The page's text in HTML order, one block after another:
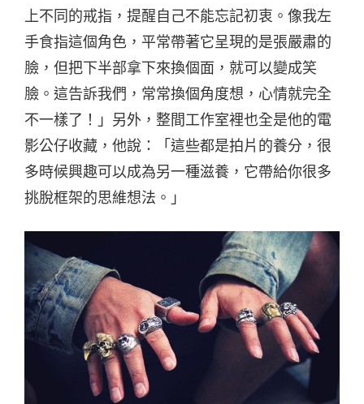
上不同的戒指，提醒自己不能忘記初衷。像我左
手食指這個角色，平常帶著它呈現的是張嚴肅的
臉，但把下半部拿下來換個面，就可以變成笑
臉。這告訴我們，常常換個角度想，心情就完全
不一樣了！」另外，整間工作室裡也全是他的電
影公仔收藏，他說：「這些都是拍片的養分，很
多時候興趣可以成為另一種滋養，它帶給你很多
挑脫框架的思維想法。」